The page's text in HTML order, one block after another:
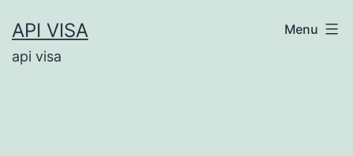
au
contenu
API VISA
api visa
Menu